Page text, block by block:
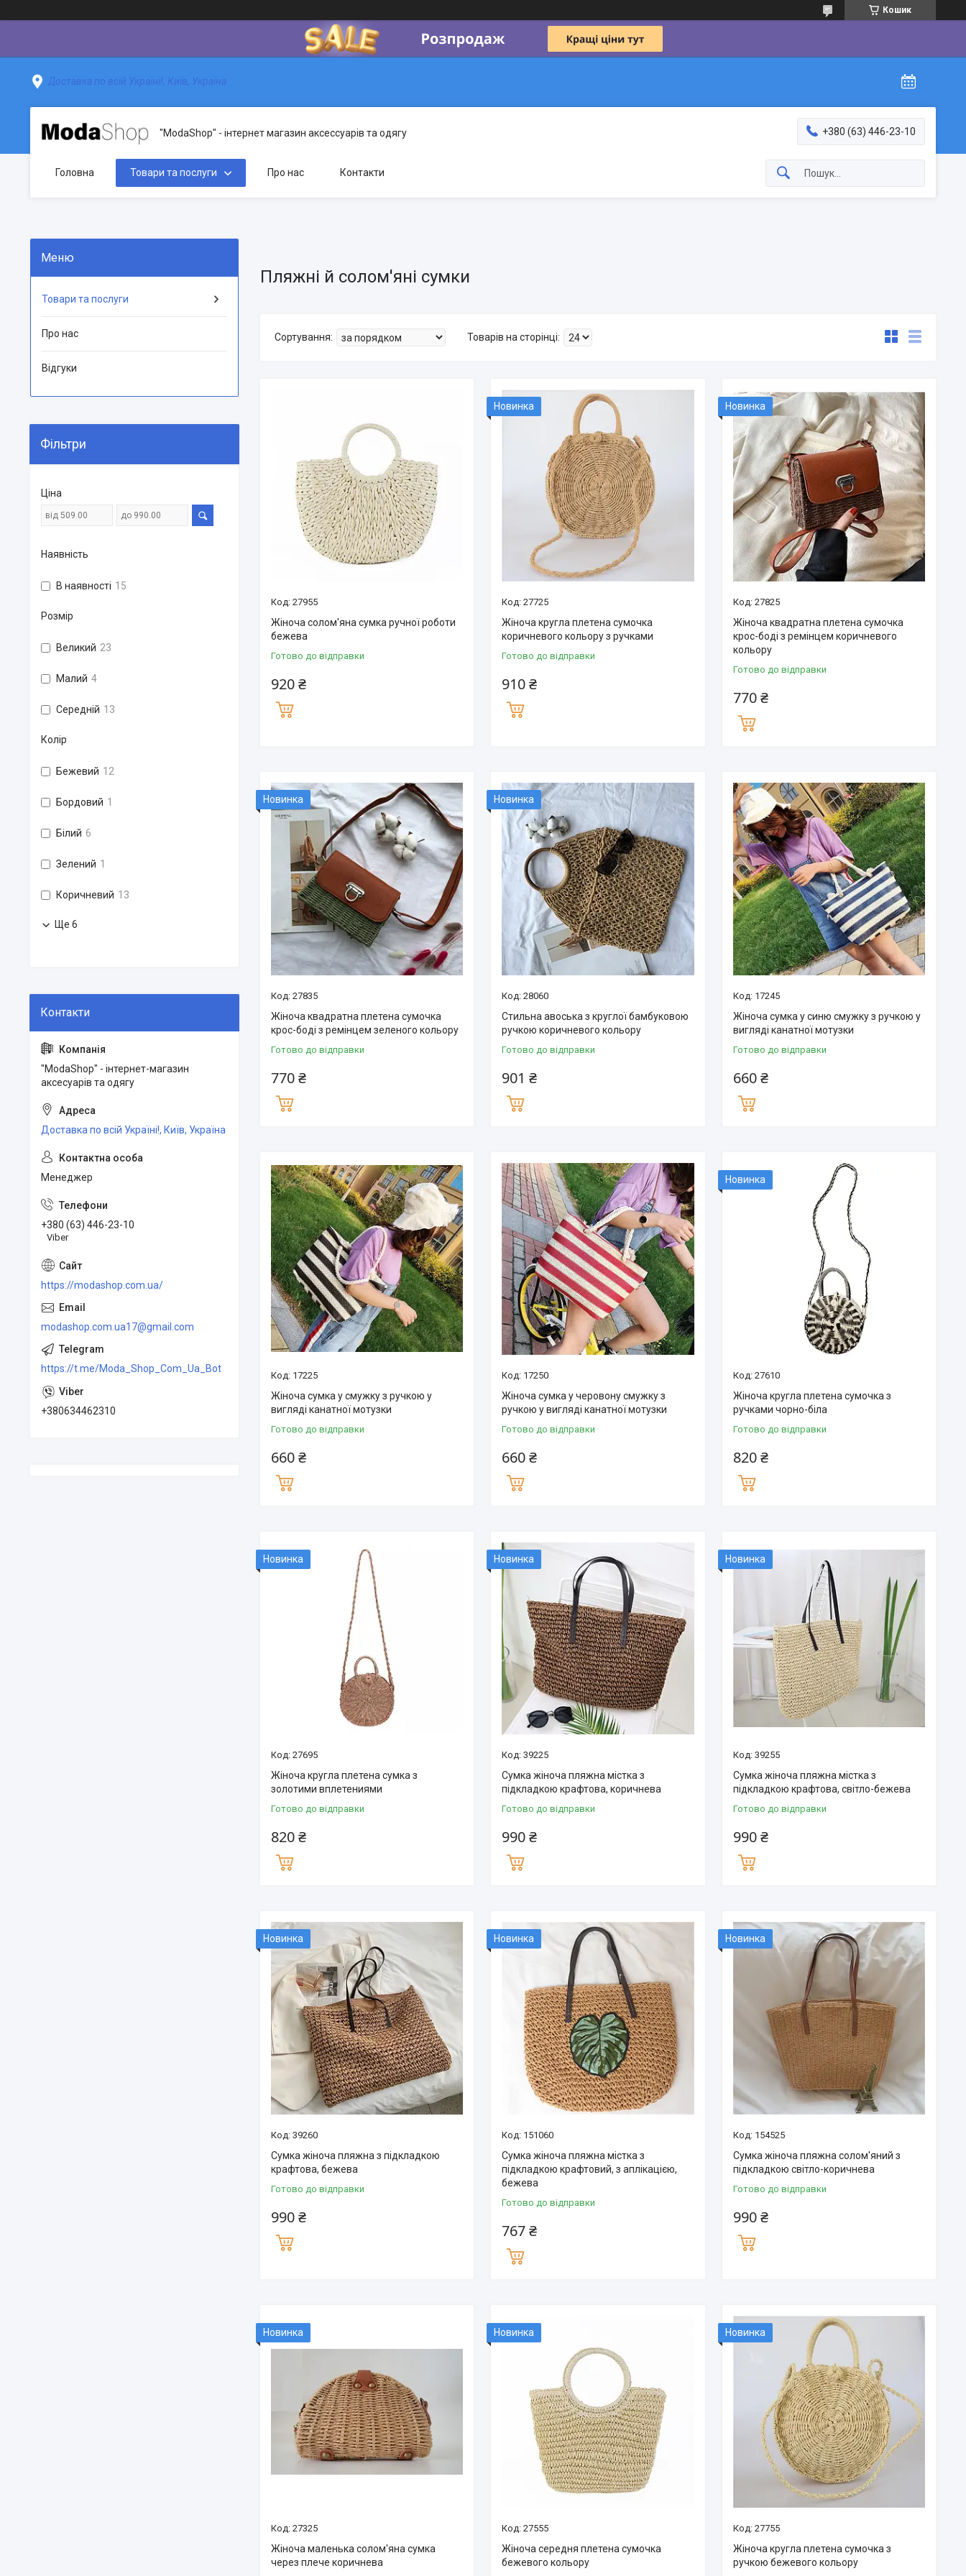
Кошик
Доставка по всій Україні!, Київ, Україна
"ModaShop" - інтернет магазин аксессуарів та одягу +380 (63) 446-23-10
Головна Товари та послуги Про нас Контакти
Пляжні й солом'яні сумки
27955
Жіноча солом'яна сумка ручної роботи
бежева
Готово до відправки
920 ₴
Новинка
27725
Жіноча кругла плетена сумочка
коричневого кольору з ручками
Готово до відправки
910 ₴
Новинка
27825
Жіноча квадратна плетена сумочка
крос-боді з ремінцем коричневого
кольору
Готово до відправки
770 ₴
Новинка
27835
Жіноча квадратна плетена сумочка
крос-боді з ремінцем зеленого кольору
Готово до відправки
770 ₴
Новинка
28060
Стильна авоська з круглої бамбуковою
ручкою коричневого кольору
Готово до відправки
901 ₴
17245
Жіноча сумка у синю смужку з ручкою у
вигляді канатної мотузки
Готово до відправки
660 ₴
17225
Жіноча сумка у смужку з ручкою у
вигляді канатної мотузки
Готово до відправки
660 ₴
17250
Жіноча сумка у черовону смужку з
ручкою у вигляді канатної мотузки
Готово до відправки
660 ₴
Новинка
27610
Жіноча кругла плетена сумочка з
ручками чорно-біла
Готово до відправки
820 ₴
Новинка
27695
Жіноча кругла плетена сумка з
золотими вплетениями
Готово до відправки
820 ₴
Новинка
39225
Сумка жіноча пляжна містка з
підкладкою крафтова, коричнева
Готово до відправки
990 ₴
Новинка
39255
Сумка жіноча пляжна містка з
підкладкою крафтова, світло-бежева
Готово до відправки
990 ₴
Новинка
39260
Сумка жіноча пляжна з підкладкою
крафтова, бежева
Готово до відправки
990 ₴
Новинка
151060
Сумка жіноча пляжна містка з
підкладкою крафтовий, з аплікацією,
бежева
Готово до відправки
767 ₴
Новинка
154525
Сумка жіноча пляжна солом'яний з
підкладкою світло-коричнева
Готово до відправки
990 ₴
Новинка
27325
Жіноча маленька солом'яна сумка
через плече коричнева
Новинка
27555
Жіноча середня плетена сумочка
бежевого кольору
Новинка
27755
Жіноча кругла плетена сумочка з
ручкою бежевого кольору
Товари та послуги
Про нас
Відгуки
Фільтри
Ціна
Наявність
В наявності 15
Розмір
Великий 23
Малий 4
Середній 13
Колір
Бежевий 12
Бордовий 1
Білий 6
Зелений 1
Коричневий 13
Ще 6
"ModaShop" - інтернет-магазин
аксесуарів та одягу
Доставка по всій Україні!, Київ, Україна
Менеджер
+380 (63) 446-23-10
Viber
https://modashop.com.ua/
modashop.com.ua17@gmail.com
https://t.me/Moda_Shop_Com_Ua_Bot
+380634462310